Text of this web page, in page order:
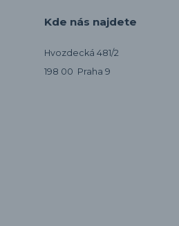
Kde nás najdete
Hvozdecká 481/2
198 00 Praha 9